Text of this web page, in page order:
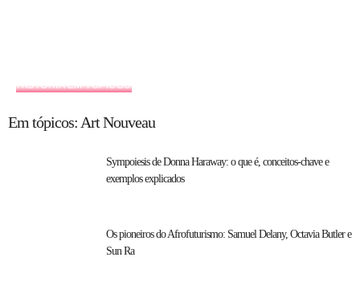
HISTÓRIA EM TÓPICOS
Em tópicos: Art Nouveau
Sympoiesis de Donna Haraway: o que é, conceitos-chave e
exemplos explicados
Os pioneiros do Afrofuturismo: Samuel Delany, Octavia Butler e
Sun Ra